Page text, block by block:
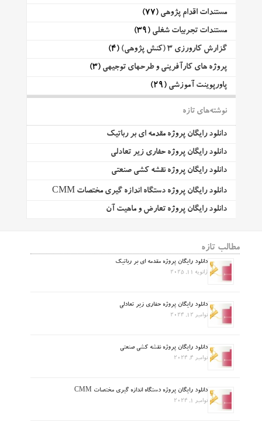
مستندات اقدام پژوهی (77)
مستندات تجربیات شغلی (39)
گزارش کارورزی 3 (کنش پژوهی)
(4)
پروژه های کارآفرینی و طرحهای توجیهی (3)
پاورپوینت آموزشی (29)
نوشته‌های تازه
دانلود رایگان پروژه مقدمه ای بر رباتیک
دانلود رایگان پروژه حفاری زیر تعادلی
دانلود رایگان پروژه نقشه کشی صنعتی
دانلود رایگان پروژه دستگاه اندازه گیری مختصات CMM
دانلود رایگان پروژه تعارض و ماهیت آن
مطالب تازه
دانلود رایگان پروژه مقدمه ای بر رباتیک
ژانویه 11, 2025
دانلود رایگان پروژه حفاری زیر تعادلی
نوامبر 12, 2024
دانلود رایگان پروژه نقشه کشی صنعتی
نوامبر 4, 2024
دانلود رایگان پروژه دستگاه اندازه گیری مختصات CMM
نوامبر 1, 2024